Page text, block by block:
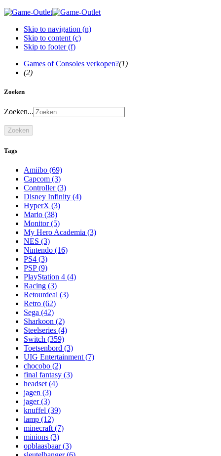
Skip to navigation (n)
Skip to content (c)
Skip to footer (f)
Games of Consoles verkopen?(1)
(2)
Zoeken
Zoeken...
Zoeken
Tags
Amiibo (69)
Capcom (3)
Controller(3)
Disney Infinity (4)
HyperX (3)
Mario (38)
Monitor(5)
My Hero Academia (3)
NES (3)
Nintendo (16)
PS4 (3)
PSP(9)
PlayStation 4 (4)
Racing (3)
Retourdeal (3)
Retro (62)
Sega (42)
Sharkoon (2)
Steelseries (4)
Switch (359)
Toetsenbord (3)
UIG Entertainment (7)
chocobo (2)
final fantasy (3)
headset (4)
jagen (3)
jager(3)
knuffel (39)
lamp (12)
minecraft (7)
minions (3)
opblaasbaar(3)